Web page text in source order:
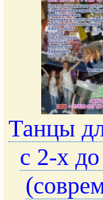
Танцы
с 2-х